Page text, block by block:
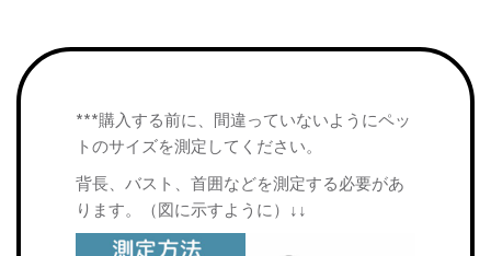
***購入する前に、間違っていないようにペッ
トのサイズを測定してください。
背長、バスト、首囲などを測定する必要があ
ります。（図に示すように）↓↓